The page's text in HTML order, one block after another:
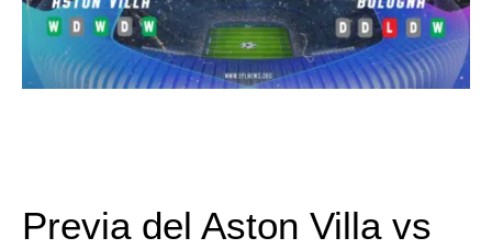
Previa del Aston Villa vs